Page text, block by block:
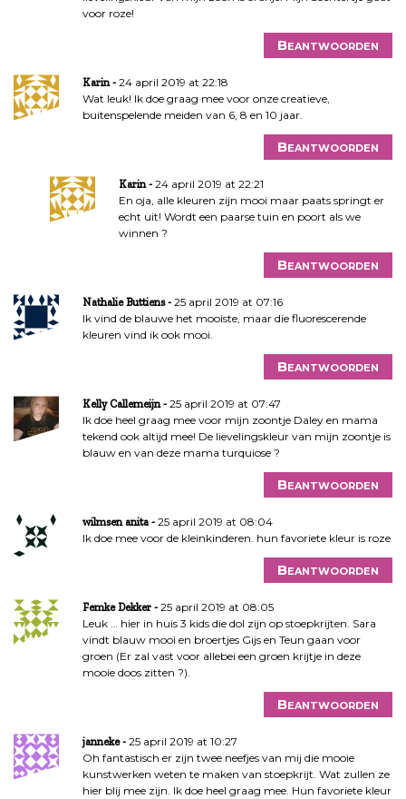
voor roze!
Beantwoorden
Karin
24 april 2019 at 22:18
Wat leuk! Ik doe graag mee voor onze creatieve,
buitenspelende meiden van 6, 8 en 10 jaar.
Beantwoorden
Karin
24 april 2019 at 22:21
En oja, alle kleuren zijn mooi maar paats springt er
echt uit! Wordt een paarse tuin en poort als we
winnen ?
Beantwoorden
Nathalie Buttiens
25 april 2019 at 07:16
Ik vind de blauwe het mooiste, maar die fluorescerende
kleuren vind ik ook mooi.
Beantwoorden
Kelly Callemeijn
25 april 2019 at 07:47
Ik doe heel graag mee voor mijn zoontje Daley en mama
tekend ook altijd mee! De lievelingskleur van mijn zoontje is
blauw en van deze mama turquiose ?
Beantwoorden
wilmsen anita
25 april 2019 at 08:04
Ik doe mee voor de kleinkinderen. hun favoriete kleur is roze
Beantwoorden
Femke Dekker
25 april 2019 at 08:05
Leuk … hier in huis 3 kids die dol zijn op stoepkrijten. Sara
vindt blauw mooi en broertjes Gijs en Teun gaan voor
groen (Er zal vast voor allebei een groen krijtje in deze
mooie doos zitten ?).
Beantwoorden
janneke
25 april 2019 at 10:27
Oh fantastisch er zijn twee neefjes van mij die mooie
kunstwerken weten te maken van stoepkrijt. Wat zullen ze
hier blij mee zijn. Ik doe heel graag mee. Hun favoriete kleur